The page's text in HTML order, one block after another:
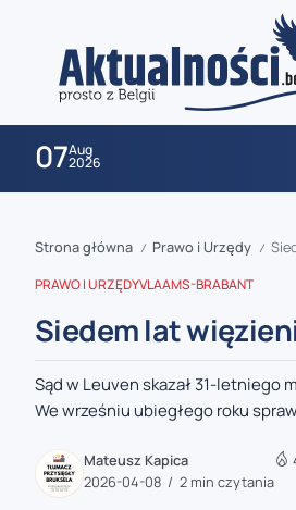
07Aug
2026
zaobserwuj nas
zaobserwuj nas
Strona główna / Prawo i Urzędy /
PRAWO I URZĘDYVLAAMS-BRABANT
Siedem lat
Sąd w Leuven skazał 31-
We wrześniu ubiegłego roku
Mateusz Kapica
2026-04-08
2 min czytania